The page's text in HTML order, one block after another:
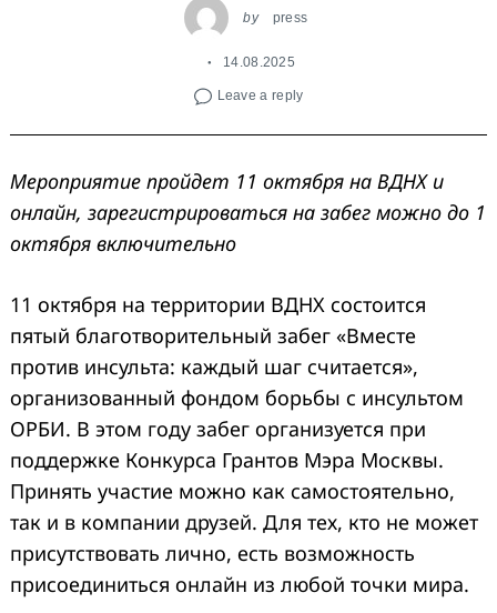
by press
14.08.2025
Leave a reply
Мероприятие пройдет 11 октября на ВДНХ и
онлайн, зарегистрироваться на забег можно до 1
октября включительно
11 октября на территории ВДНХ состоится
пятый благотворительный забег «Вместе
против инсульта: каждый шаг считается»,
организованный фондом борьбы с инсультом
ОРБИ. В этом году забег организуется при
поддержке Конкурса Грантов Мэра Москвы.
Принять участие можно как самостоятельно,
так и в компании друзей. Для тех, кто не может
присутствовать лично, есть возможность
присоединиться онлайн из любой точки мира.